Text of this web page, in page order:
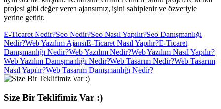
projesi gibi değer veren ajansımız, işini sahiplenir ve özveriyle
yerine getirir.
E-Ticaret Nedir?Seo Nedir?Seo Nasıl Yapılır?Seo Danışmanlığı
Nedir?Web Yazılım AjansıE-Ticaret Nasıl Yapılır?E-Ticaret
Danışmanlığı Nedir?Web Yazılım Nedir?Web Yazılım Nasıl Yapılır?
Web Yazılım Danışmanlığı Nedir?Web Tasarım Nedir?Web Tasarım
Nasıl Yapılır?Web Tasarım Danışmanlığı Nedir?
Size Bir Teklifimiz Var :)